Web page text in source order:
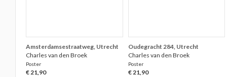
Amsterdamsestraatweg, Utrecht
Charles van den Broek
Poster
€ 21,90
Oudegracht 284, Utrecht
Charles van den Broek
Poster
€ 21,90